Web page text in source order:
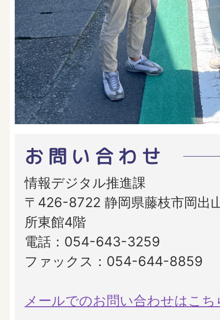
お問い合わせ
情報デジタル推進課
〒426-8722 静岡県藤枝市岡出
所東館4階
電話：054-643-3259
ファックス：054-644-8859
メールでのお問い合わせはこち